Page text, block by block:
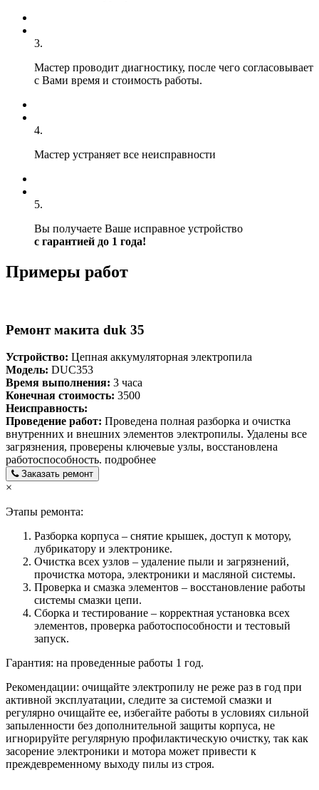
3.
Мастер проводит диагностику, после чего согласовывает
с Вами время и стоимость работы.
4.
Мастер устраняет все неисправности
5.
Вы получаете Ваше исправное устройство
с гарантией до 1 года!
Примеры работ
Ремонт макита duk 35
Устройство: Цепная аккумуляторная электропила
Модель: DUC353
Время выполнения: 3 часа
Конечная стоимость: 3500
Неисправность:
Проведение работ: Проведена полная разборка и очистка
внутренних и внешних элементов электропилы. Удалены все
загрязнения, проверены ключевые узлы, восстановлена
работоспособность. подробнее
Заказать ремонт
×
Этапы ремонта:
Разборка корпуса – снятие крышек, доступ к мотору,
лубрикатору и электронике.
Очистка всех узлов – удаление пыли и загрязнений,
прочистка мотора, электроники и масляной системы.
Проверка и смазка элементов – восстановление работы
системы смазки цепи.
Сборка и тестирование – корректная установка всех
элементов, проверка работоспособности и тестовый
запуск.
Гарантия: на проведенные работы 1 год.
Рекомендации: очищайте электропилу не реже раз в год при
активной эксплуатации, следите за системой смазки и
регулярно очищайте ее, избегайте работы в условиях сильной
запыленности без дополнительной защиты корпуса, не
игнорируйте регулярную профилактическую очистку, так как
засорение электроники и мотора может привести к
преждевременному выходу пилы из строя.